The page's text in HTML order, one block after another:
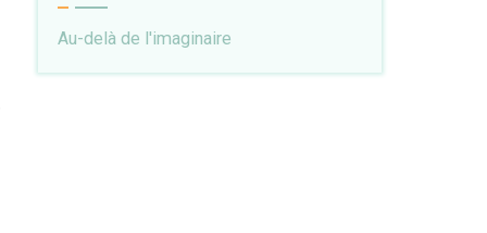
Au-delà de l'imaginaire